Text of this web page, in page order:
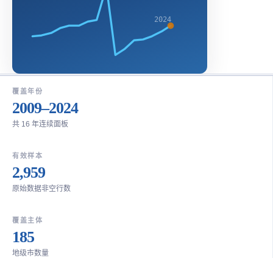
2024
覆盖年份
2009–2024
共 16 年连续面板
有效样本
2,959
原始数据非空行数
覆盖主体
185
地级市数量